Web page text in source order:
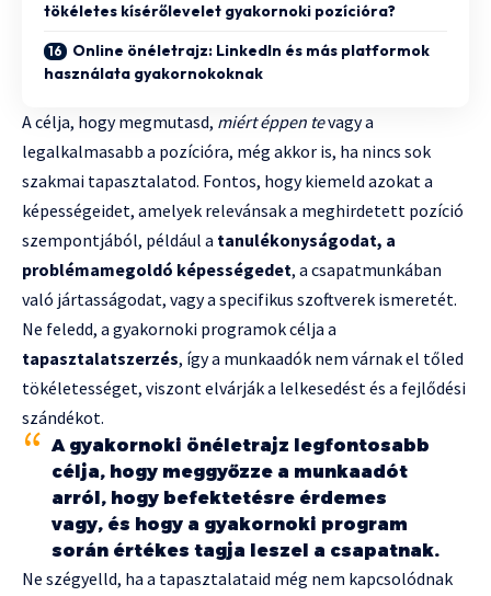
tökéletes kísérőlevelet gyakornoki pozícióra?
Online önéletrajz: LinkedIn és más platformok
használata gyakornokoknak
A célja, hogy megmutasd, miért éppen tevagy a
legalkalmasabb a pozícióra, még akkor is, ha nincs sok
szakmai tapasztalatod. Fontos, hogy kiemeld azokat a
képességeidet, amelyek relevánsak a meghirdetett pozíció
szempontjából, például a tanulékonyságodat, a
problémamegoldó képességedet, a csapatmunkában
való jártasságodat, vagy a specifikus szoftverek ismeretét.
Ne feledd, a gyakornoki programok célja a
tapasztalatszerzés, így a munkaadók nem várnak el tőled
tökéletességet, viszont elvárják a lelkesedést és a fejlődési
szándékot.
A gyakornoki önéletrajz legfontosabb
célja, hogy meggyőzze a munkaadót
arról, hogy befektetésre érdemes
vagy, és hogy a gyakornoki program
során értékes tagja leszel a csapatnak.
Ne szégyelld, ha a tapasztalataid még nem kapcsolódnak